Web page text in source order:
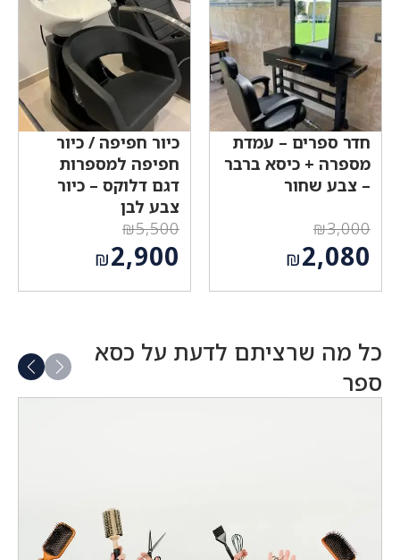
הוא:
₪2,480.
הוא:
₪1,089.
חדר ספרים – עמדת
מספרה + כיסא ברבר
– צבע שחור
₪3,000
המחיר
המקורי
היה:
₪2,080
₪2,080.
כיור חפיפה / כיור
חפיפה למספרות
דגם דלוקס – כיור
צבע לבן
₪5,500
המחיר
המקורי
היה:
₪2,900
₪2,900.
כל מה שרציתם לדעת על כסא
ספר